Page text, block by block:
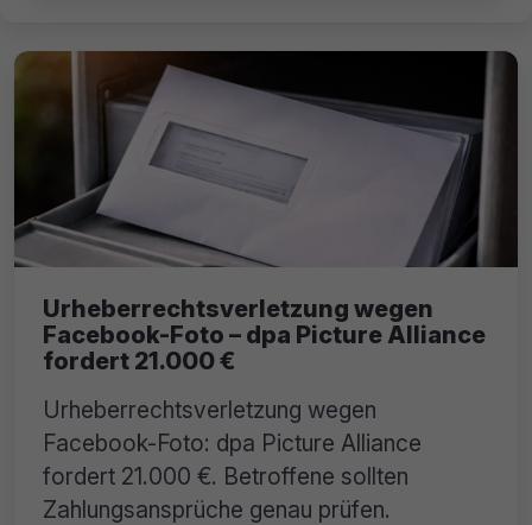
Urheberrechtsverletzung wegen
Facebook-Foto – dpa Picture Alliance
fordert 21.000 €
Urheberrechtsverletzung wegen
Facebook-Foto: dpa Picture Alliance
fordert 21.000 €. Betroffene sollten
Zahlungsansprüche genau prüfen.